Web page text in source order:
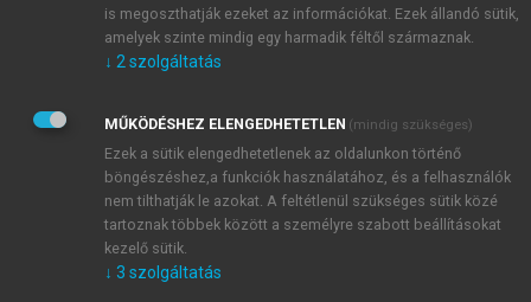
Kérek értesítést a MeRSZ újdonságairól, akcióiról.
Kérek értesítést az Akadémiai Kiadó Zrt. újdonságairól,
Adatkezelési tájékoztatóbanfoglaltakat tudomásul
veszem és elfogadom.
Általános vásárlási feltételeket, valamint a szotar.netés a
mersz.huoldalak licencszerződéseiben foglaltakat
tudomásul veszem és elfogadom.
KIPRÓBÁLOM
is megoszthatják ezeket az információkat. Ezek állandó sütik,
amelyek szinte mindig egy harmadik féltől származnak.
↓ 2 szolgáltatás
MŰKÖDÉSHEZ ELENGEDHETETLEN (mindig szükséges)
Ezek a sütik elengedhetetlenek az oldalunkon történő
böngészéshez,a funkciók használatához, és a felhasználók
nem tilthatják le azokat. A feltétlenül szükséges sütik közé
tartoznak többek között a személyre szabott beállításokat
kezelő sütik.
↓ 3 szolgáltatás